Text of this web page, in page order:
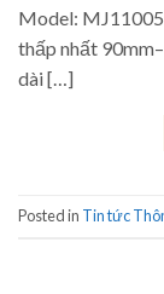
Model: MJ11005
thấp nhất
dài […]
Posted in Tin tức